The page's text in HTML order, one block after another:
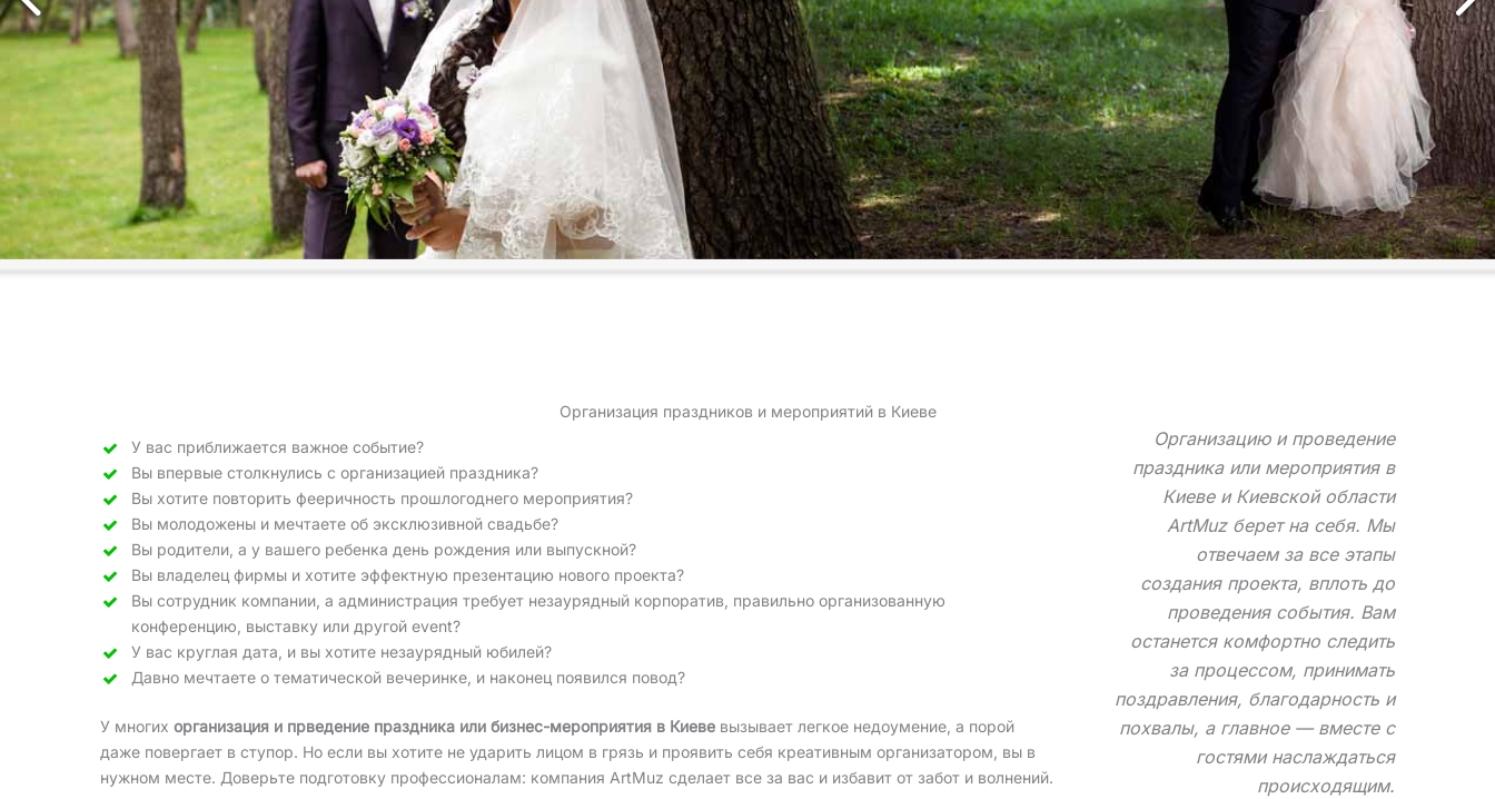
Организация праздников и мероприятий в Киеве
У вас приближается важное событие?
Вы впервые столкнулись с организацией праздника?
Вы хотите повторить фееричность прошлогоднего мероприятия?
Вы молодожены и мечтаете об эксклюзивной свадьбе?
Вы родители, а у вашего ребенка день рождения или выпускной?
Вы владелец фирмы и хотите эффектную презентацию нового проекта?
Вы сотрудник компании, а администрация требует незаурядный корпоратив, правильно организованную
конференцию, выставку или другой event?
У вас круглая дата, и вы хотите незаурядный юбилей?
Давно мечтаете о тематической вечеринке, и наконец появился повод?
У многих организация и прведение праздника или бизнес-мероприятия в Киеве вызывает легкое недоумение, а порой
даже повергает в ступор. Но если вы хотите не ударить лицом в грязь и проявить себя креативным организатором, вы в
нужном месте. Доверьте подготовку профессионалам: компания ArtMuz сделает все за вас и избавит от забот и волнений.
Организацию и проведение
праздника или мероприятия в
Киеве и Киевской области
ArtMuz берет на себя. Мы
отвечаем за все этапы
создания проекта, вплоть до
проведения события. Вам
останется комфортно следить
за процессом, принимать
поздравления, благодарность и
похвалы, а главное — вместе с
гостями наслаждаться
происходящим.